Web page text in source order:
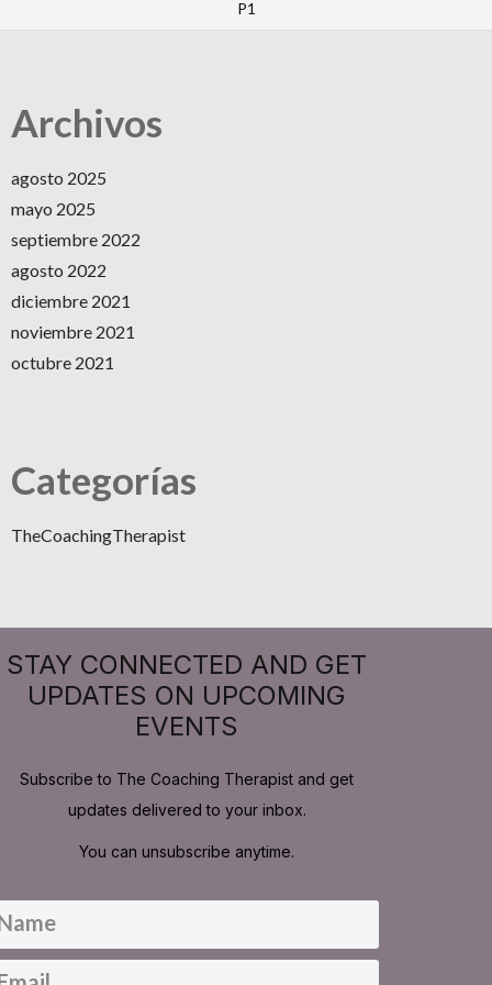
P1
Archivos
agosto 2025
mayo 2025
septiembre 2022
agosto 2022
diciembre 2021
noviembre 2021
octubre 2021
Categorías
TheCoachingTherapist
STAY CONNECTED AND GET
UPDATES ON UPCOMING
EVENTS
Subscribe to The Coaching Therapist and get
updates delivered to your inbox.
You can unsubscribe anytime.